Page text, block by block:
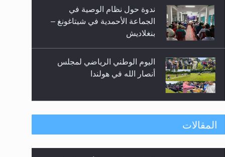
ندوة حول نظام الوصية في
الجماعة الأحمدية في شيتاغونغ –
بنغلاديش
اليوم الوطني الرياضي لمجلس
أنصار الله في هولندا
إتمام حفظ القرآن الكريم لثلاثة
المقالات